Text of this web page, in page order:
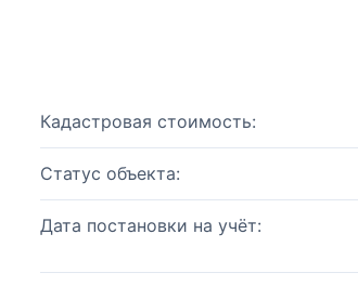
Кадастровая стоимость:
Статус объекта:
Дата постановки на учёт: